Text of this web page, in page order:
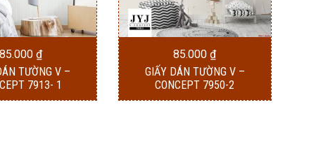
85.000 ₫
TƯỜNG V –
7913- 1
85.000₫
GIẤY DÁN TƯỜNG V –
CONCEPT 7950-2